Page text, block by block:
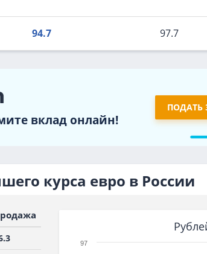
94.7 97.7
вклад онлайн!
ПОДАТЬ
курса евро в России
97